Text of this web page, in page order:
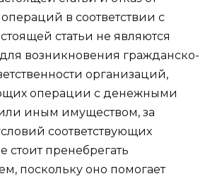
в соответствии с
статьи не являются
возникновения гражданско-
организаций,
операции с денежными
иным имуществом, за
соответствующих
стоит пренебрегать
поскольку оно помогает